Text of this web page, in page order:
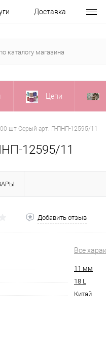
Доставка
Цепи
шт Серый арт. П-ПНП-12595/11
12595/11
Добавить отзыв
Все
11 мм
18 L
Китай